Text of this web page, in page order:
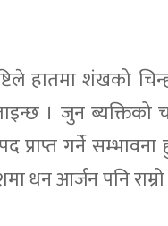
हातमा शंखको
। जुन
प्राप्त गर्ने
धन आर्जन पनि